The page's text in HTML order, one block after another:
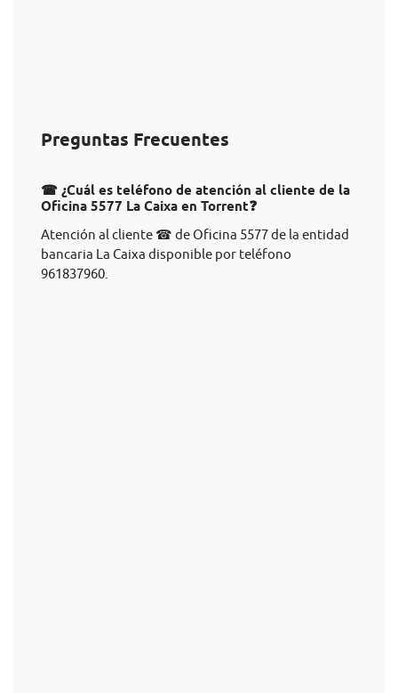
Preguntas Frecuentes
☎ ¿Cuál es teléfono de atención al cliente de la
Oficina 5577 La Caixa en Torrent❓
Atención al cliente ☎ de Oficina 5577 de la entidad
bancaria La Caixa disponible por teléfono
961837960.